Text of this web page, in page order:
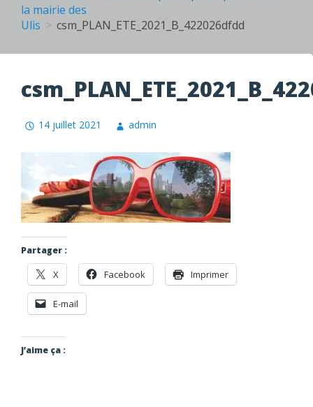
la mairie des
Ulis
csm_PLAN_ETE_2021_B_422026dfdd
14 juillet 2021 admin
Partager :
X Facebook Imprimer
E-mail
J’aime ça :